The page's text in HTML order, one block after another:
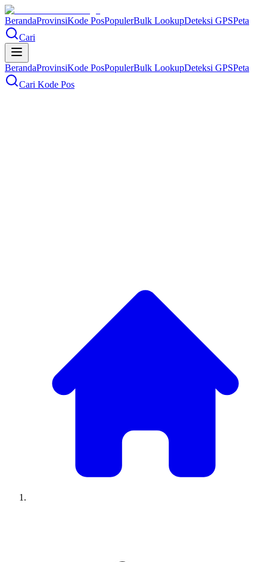
BerandaProvinsiKode PosPopulerBulk LookupDeteksi GPSPeta
Cari
BerandaProvinsiKode PosPopulerBulk LookupDeteksi GPSPeta
Cari Kode Pos